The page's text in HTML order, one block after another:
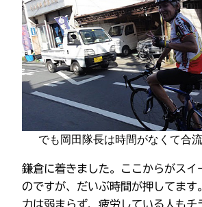
でも岡田隊長は時間がなくて合
鎌倉に着きました。ここからがスイ
のですが、だいぶ時間が押してます
力は弱まらず、疲労している人もチ